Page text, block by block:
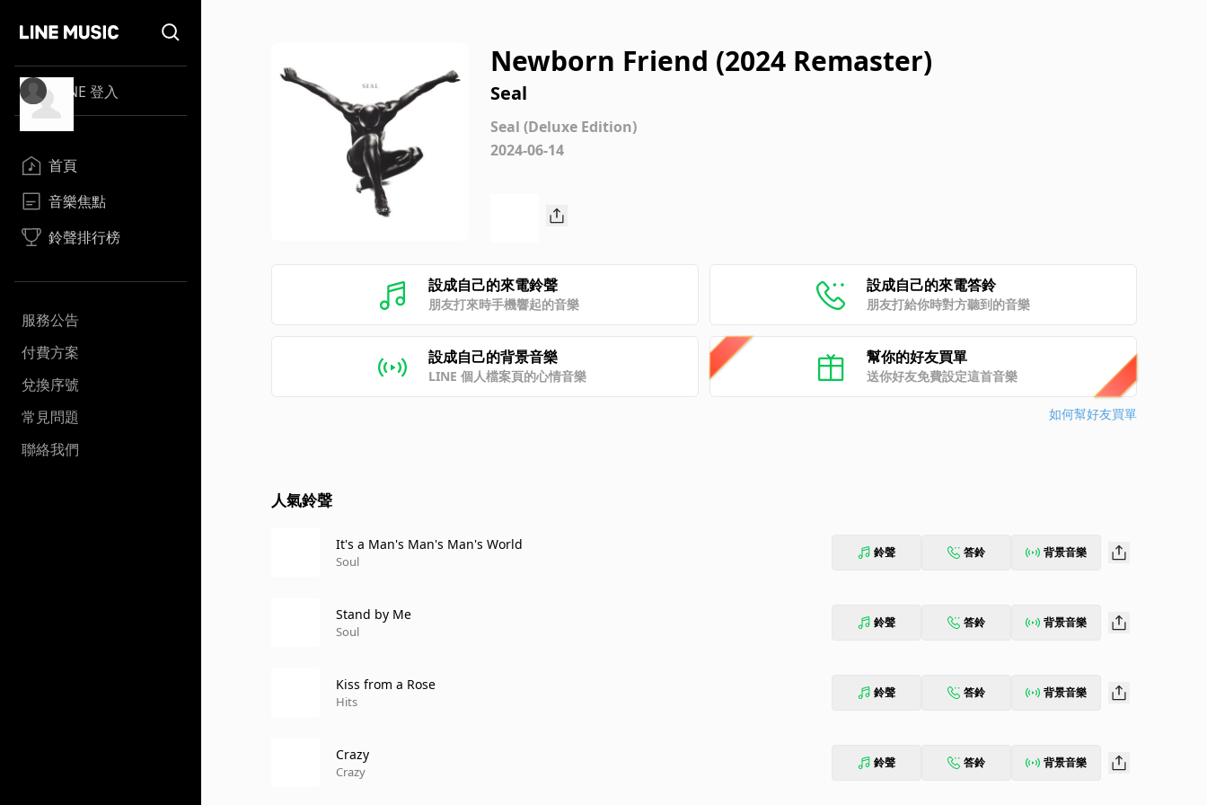
LINE 登入
首頁
音樂焦點
鈴聲排行榜
服務公告
付費方案
兌換序號
常見問題
聯絡我們
Newborn Friend (2024 Remaster)
Seal
Seal (Deluxe Edition)
2024-06-14
設成自己的來電鈴聲
朋友打來時手機響起的音樂
設成自己的來電答鈴
朋友打給你時對方聽到的音樂
設成自己的背景音樂
LINE 個人檔案頁的心情音樂
幫你的好友買單
送你好友免費設定這首音樂
如何幫好友買單
人氣鈴聲
It's a Man's Man's Man's World
Soul
鈴聲 答鈴 背景音樂
Stand by Me
Soul
鈴聲 答鈴 背景音樂
Kiss from a Rose
Hits
鈴聲 答鈴 背景音樂
Crazy
Crazy
鈴聲 答鈴 背景音樂